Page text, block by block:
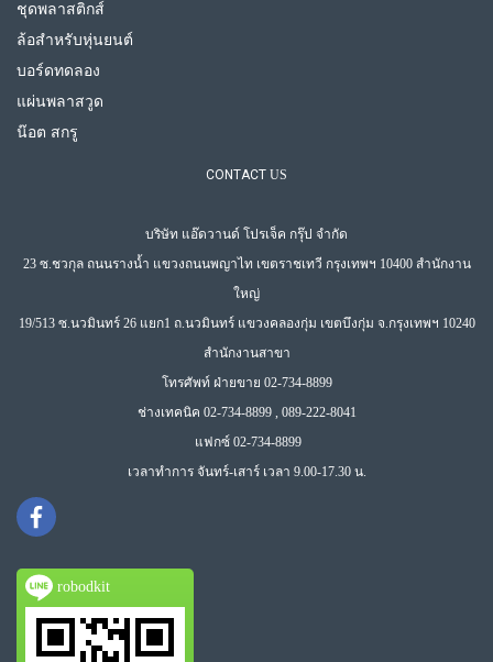
ชุดพลาสติกส์
ล้อสำหรับหุ่นยนต์
บอร์ดทดลอง
แผ่นพลาสวูด
น๊อต สกรู
CONTACT US
บริษัท แอ๊ดวานด์ โปรเจ็ค กรุ๊ป จำกัด
23 ซ.ชวกุล ถนนรางน้ำ แขวงถนนพญาไท เขตราชเทวี กรุงเทพฯ 10400 สำนักงาน
ใหญ่
19/513 ซ.นวมินทร์ 26 แยก1 ถ.นวมินทร์ แขวงคลองกุ่ม เขตบึงกุ่ม จ.กรุงเทพฯ 10240
สำนักงานสาขา
โทรศัพท์ ฝ่ายขาย 02-734-8899
ช่างเทคนิค 02-734-8899 , 089-222-8041
แฟกซ์ 02-734-8899
เวลาทำการ จันทร์-เสาร์ เวลา 9.00-17.30 น.
robodkit